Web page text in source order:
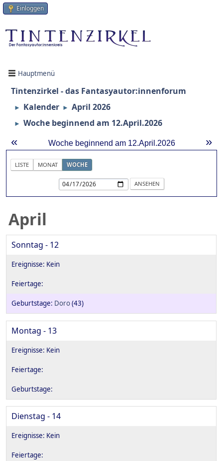
Einloggen
Hauptmenü
Tintenzirkel - das Fantasyautor:innenforum
► Kalender ► April 2026
► Woche beginnend am 12.April.2026
« »
Woche beginnend am 12.April.2026
LISTE MONAT WOCHE
April
Sonntag - 12
Doro(43)
Montag - 13
Dienstag - 14